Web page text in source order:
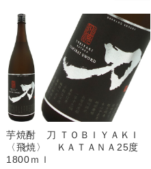
芋焼酎 刀 ＴＯＢＩＹＡＫＩ
〈飛焼〉 ＫＡＴＡＮＡ25度
1800ｍｌ